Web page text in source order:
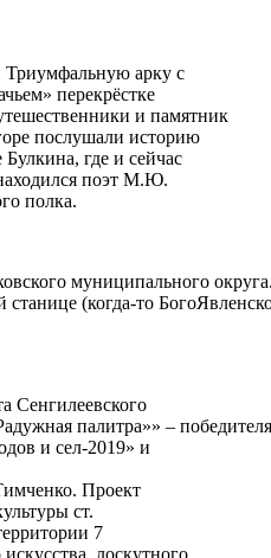
Триумфальную арку с
перекрёстке
и памятник
послушали историю
где и сейчас
поэт М.Ю.
полка.
муниципального
(когда-то
Сенгилеевского
палитра»» – победителя
и сел-2019» и
Проект
ст.
7
лоскутного